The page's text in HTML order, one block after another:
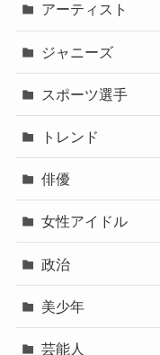
アーティスト
ジャニーズ
スポーツ選手
トレンド
俳優
女性アイドル
政治
美少年
芸能人